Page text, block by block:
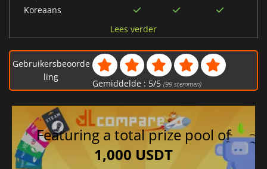
Koreaans
Pools
Frans
Italiaans
Russisch
Traditioneel Chinees
Japans
Vereenvoudigd
Lees verder
Gebruikersbeoorde
ling
Gemiddelde : 5/5 (99stemmen)
Featuring a total prize pool of
1,000 USDT